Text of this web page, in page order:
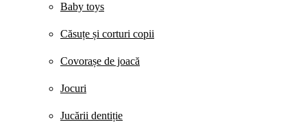
Baby toys
Căsuțe și corturi copii
Covorașe de joacă
Jocuri
Jucării dentiție